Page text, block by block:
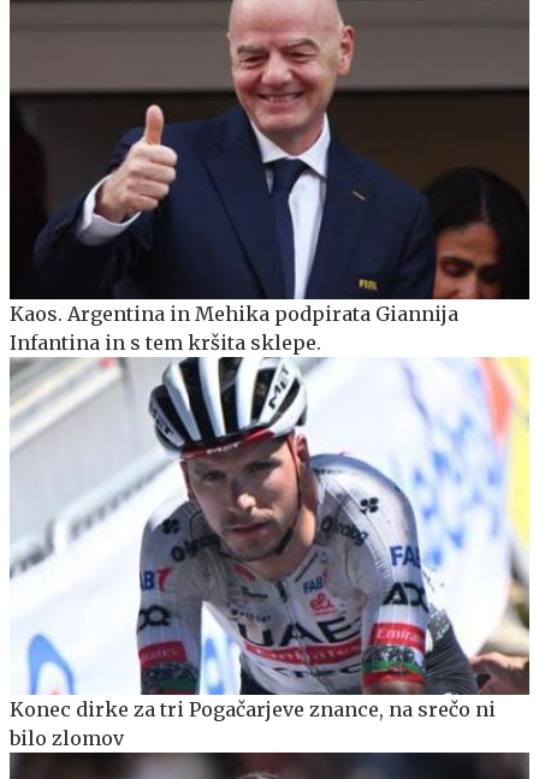
Kaos. Argentina in Mehika podpirata Giannija
Infantina in s tem kršita sklepe.
Konec dirke za tri Pogačarjeve znance, na srečo ni
bilo zlomov